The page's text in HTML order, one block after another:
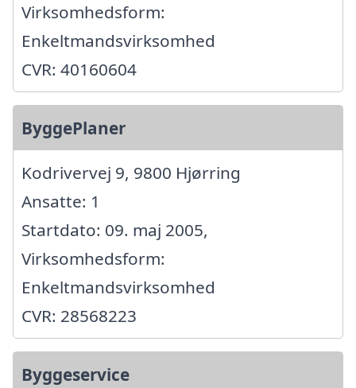
Virksomhedsform:
Enkeltmandsvirksomhed
CVR: 40160604
ByggePlaner
Kodrivervej 9, 9800 Hjørring
Ansatte: 1
Startdato: 09. maj 2005,
Virksomhedsform:
Enkeltmandsvirksomhed
CVR: 28568223
Byggeservice